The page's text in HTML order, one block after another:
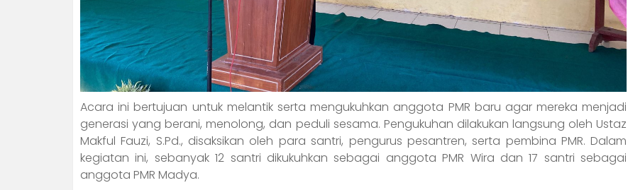
Acara ini bertujuan untuk melantik serta mengukuhkan anggota PMR baru agar mereka menjadi
generasi yang berani, menolong, dan peduli sesama. Pengukuhan dilakukan langsung oleh Ustaz
Makful Fauzi, S.Pd., disaksikan oleh para santri, pengurus pesantren, serta pembina PMR. Dalam
kegiatan ini, sebanyak 12 santri dikukuhkan sebagai anggota PMR Wira dan 17 santri sebagai
anggota PMR Madya.